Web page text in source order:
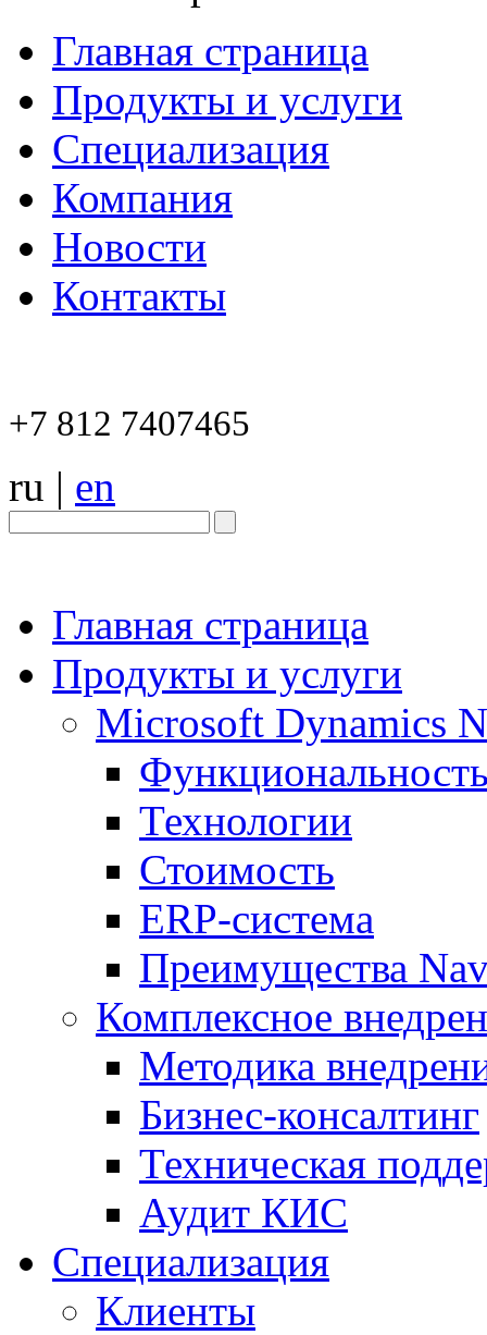
Главная страница
Продукты и услуги
Специализация
Компания
Новости
Контакты
+7 812 7407465
ru | en
Главная страница
Продукты и услуги
Microsoft Dynamics
Технологии
Стоимость
ERP-система
Преимущества
Комплексное
Методика
Бизнес-консалтинг
Техническая
Аудит КИС
Специализация
Клиенты